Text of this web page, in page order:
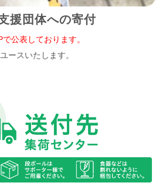
援団体への寄付
公表しております。
ースいたします。